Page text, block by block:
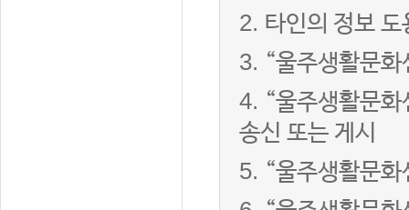
2. 타인의 정보 도
3. “울주생활문
4. “울주생활문
송신 또는 게시
5. “울주생활문